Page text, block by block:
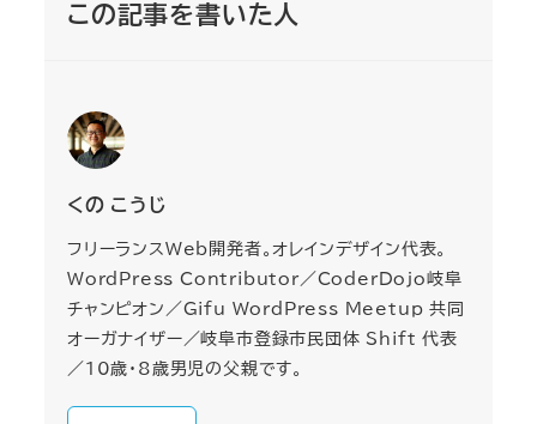
この記事を書いた人
くの こうじ
フリーランスWeb開発者。オレインデザイン代表。
WordPress Contributor／CoderDojo岐阜
チャンピオン／Gifu WordPress Meetup 共同
オーガナイザー／岐阜市登録市民団体 Shift 代表
／10歳・8歳男児の父親です。